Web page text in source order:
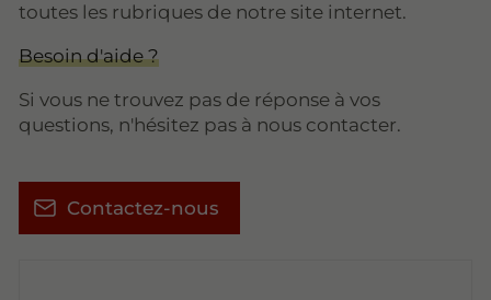
toutes les rubriques de notre site internet.​​
Besoin d'aide ?
Si vous ne trouvez pas de réponse à vos
questions, n'hésitez pas à nous contacter.
Contactez-nous